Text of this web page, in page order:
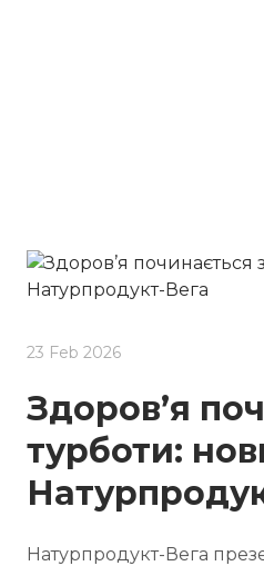
23 Feb 2026
Здоров’я
турботи:
Натурпродукт-Вега